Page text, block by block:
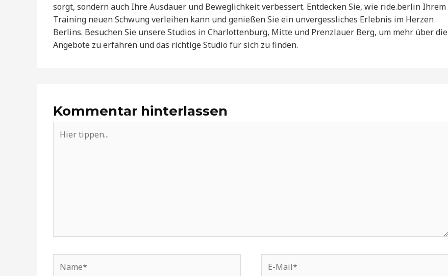
sorgt, sondern auch Ihre Ausdauer und Beweglichkeit verbessert. Entdecken Sie, wie ride.berlin Ihrem
Training neuen Schwung verleihen kann und genießen Sie ein unvergessliches Erlebnis im Herzen
Berlins. Besuchen Sie unsere Studios in Charlottenburg, Mitte und Prenzlauer Berg, um mehr über die
Angebote zu erfahren und das richtige Studio für sich zu finden.
Kommentar hinterlassen
tippen...
Mail*